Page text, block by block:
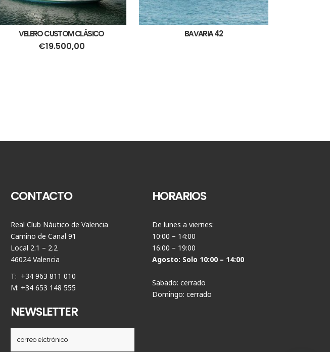
VELERO CUSTOM CLÁSICO
€19.500,00
BAVARIA 42
CONTACTO
Real Club Náutico de Valencia
Camino de Canal 91
Local 2.1 – 2.2
46024 Valencia
T: +34 963 811 010
M: +34 653 148 555
NEWSLETTER
HORARIOS
De lunes a viernes:
10:00 – 14:00
16:00 – 19:00
Agosto: Solo 10:00 – 14:00
Sabado: cerrado
Domingo: cerrado